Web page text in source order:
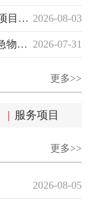
2026-08-03
顶
2026-07-31
查
更多>>
| 服务项目
更多>>
2026-08-05